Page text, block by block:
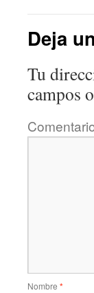
Deja
Tu
campos
Nombre *